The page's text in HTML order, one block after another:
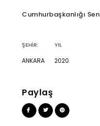
Cumhurbaşkanlığı
ŞEHİR:
ANKARA
YIL
2020
Paylaş